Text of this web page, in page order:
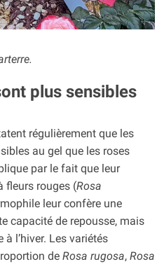
plus sensibles
régulièrement que les
au gel que les roses
par le fait que leur
fleurs rouges (Rosa
leur confère une
capacité de repousse, mais
l’hiver. Les variétés
de Rosa rugosa, Rosa